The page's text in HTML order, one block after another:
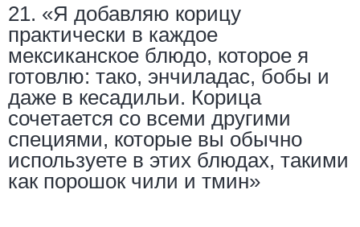
21. «Я добавляю корицу
практически в каждое
мексиканское блюдо, которое я
готовлю: тако, энчиладас, бобы и
даже в кесадильи. Корица
сочетается со всеми другими
специями, которые вы обычно
используете в этих блюдах, такими
как порошок чили и тмин»